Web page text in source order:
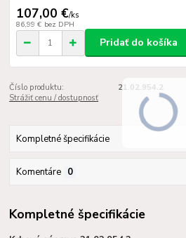
107,00 €/ks
86,99 € bez DPH
Pridať do košíka
Číslo produktu:
21.02.954.2
Strážiť cenu / dostupnosť
Kompletné špecifikácie
Komentáre 0
Kompletné špecifikácie